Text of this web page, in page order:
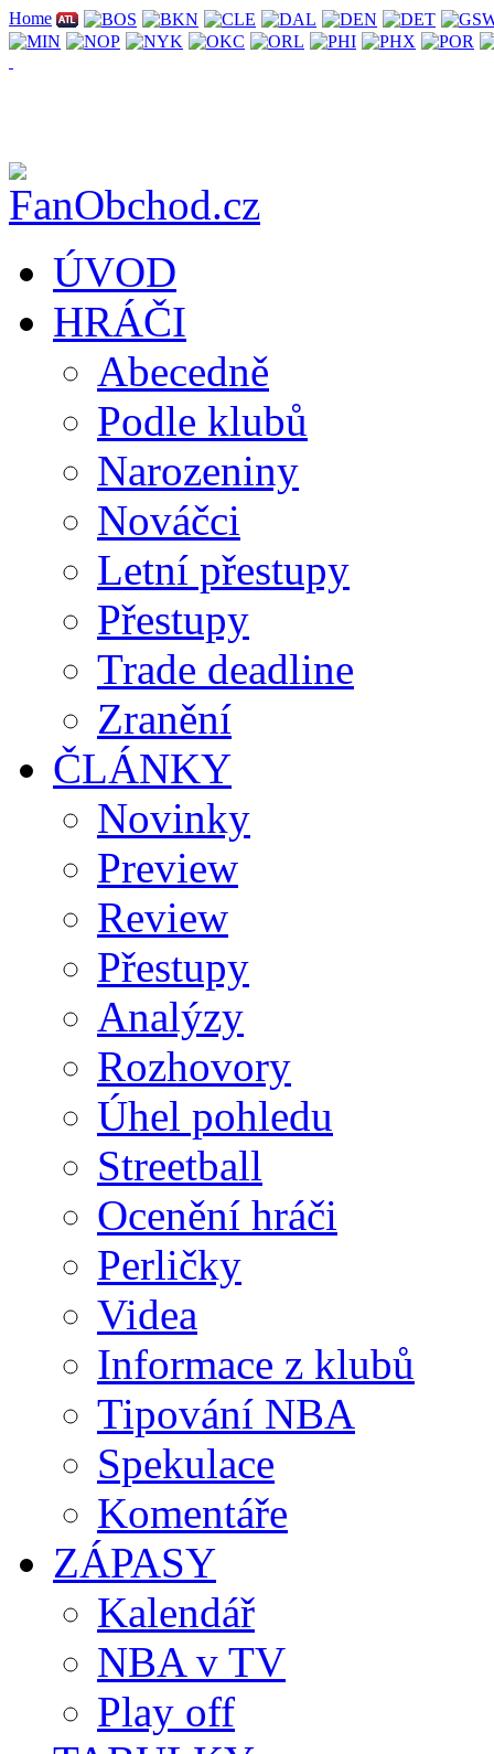
Home
ÚVOD
HRÁČI
Abecedně
Podle klubů
Narozeniny
Nováčci
Letní přestupy
Přestupy
Trade deadline
Zranění
ČLÁNKY
Novinky
Preview
Review
Přestupy
Analýzy
Rozhovory
Úhel pohledu
Streetball
Ocenění hráči
Perličky
Videa
Informace z klubů
Tipování NBA
Spekulace
Komentáře
ZÁPASY
Kalendář
NBA v TV
Play off